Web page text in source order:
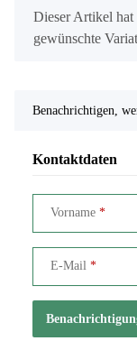
x
Dieser Artikel hat
gewünschte
Benachrichtigen,
Kontaktdaten
Vorname
E-Mail